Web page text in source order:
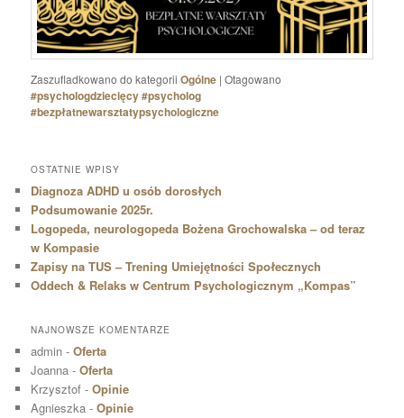
Zaszufladkowano do kategorii Ogólne |Otagowano
#psychologdziecięcy #psycholog
#bezpłatnewarsztatypsychologiczne
OSTATNIE WPISY
Diagnoza ADHD u osób dorosłych
Podsumowanie 2025r.
Logopeda, neurologopeda Bożena Grochowalska – od teraz
w Kompasie
Zapisy na TUS – Trening Umiejętności Społecznych
Oddech & Relaks w Centrum Psychologicznym „Kompas”
NAJNOWSZE KOMENTARZE
admin -Oferta
Joanna -Oferta
Krzysztof -Opinie
Agnieszka -Opinie